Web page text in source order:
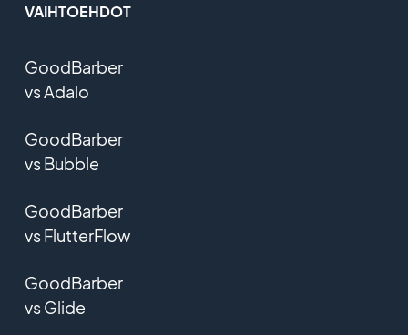
VAIHTOEHDOT
GoodBarber
vs Adalo
GoodBarber
vs Bubble
GoodBarber
vs FlutterFlow
GoodBarber
vs Glide